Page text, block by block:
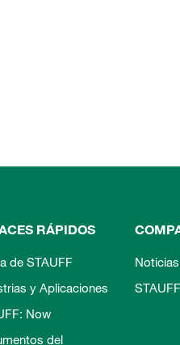
RÁPIDOS
de STAUFF
y Aplicaciones
Now
del
Noticias